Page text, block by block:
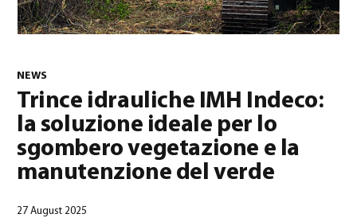
Italiano(Italiano)
NEWS
Trince idrauliche IMH Indeco:
la soluzione ideale per lo
sgombero vegetazione e la
manutenzione del verde
27 August 2025